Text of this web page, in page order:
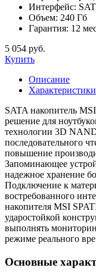
Интерфейс:
Объем: 240 Гб
Гарантия: 12
5 054 руб.
Купить
Описание
Характеристики
SATA накопитель
решение для
технологии 3D
последовательного
повышение
Запоминающее
надежное хранение
Подключение к
востребованного
накопителя MSI
ударостойкой
выполнять
режиме реального
Основные